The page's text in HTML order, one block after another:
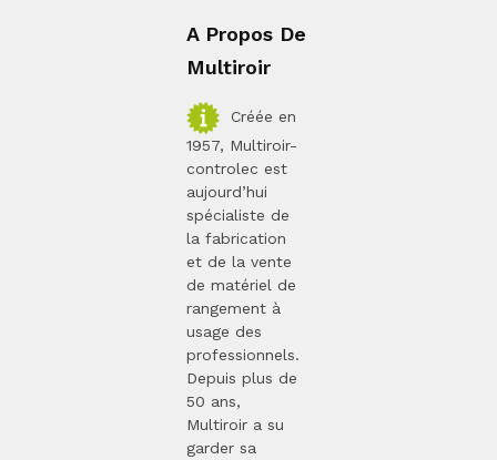
A Propos De
Multiroir
Créée en
1957, Multiroir-
controlec est
aujourd’hui
spécialiste de
la fabrication
et de la vente
de matériel de
rangement à
usage des
professionnels.
Depuis plus de
50 ans,
Multiroir a su
garder sa